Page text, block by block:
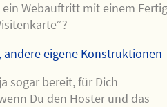
ein Webauftritt mit einem
andere eigene Konstruktionen
sogar bereit, für Dich
Du den Hoster und das